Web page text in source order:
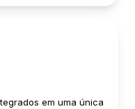
em uma única